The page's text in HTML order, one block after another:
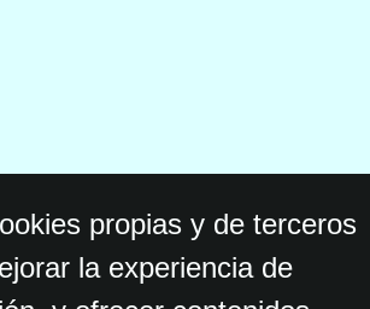
propias y de terceros
la experiencia de